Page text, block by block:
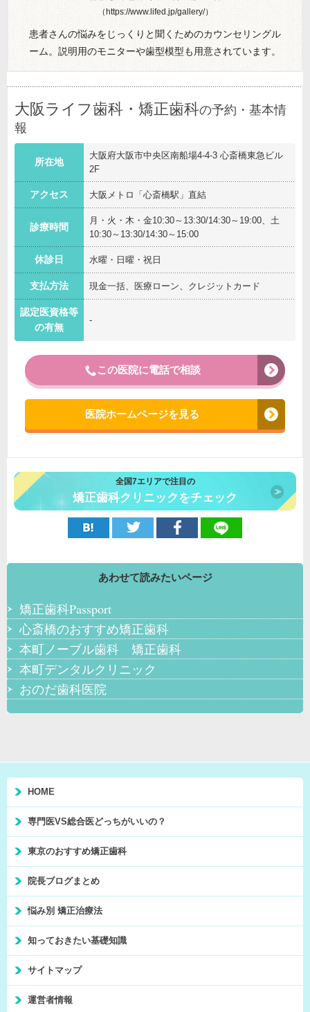
（https://www.lifed.jp/gallery/）
患者さんの悩みをじっくりと聞くためのカウンセリングル
ーム。説明用のモニターや歯型模型も用意されています。
大阪ライフ歯科・矯正歯科の予約・基本情
報
所在地
大阪府大阪市中央区南船場4-4-3 心斎橋東急ビル
2F
アクセス 大阪メトロ「心斎橋駅」直結
診療時間
月・火・木・金10:30～13:30/14:30～19:00、土
10:30～13:30/14:30～15:00
休診日 水曜・日曜・祝日
支払方法 現金一括、医療ローン、クレジットカード
認定医資格等
の有無
-
この医院に電話で相談
医院ホームページを見る
全国7エリアで注目の
矯正歯科クリニックをチェック
あわせて読みたいページ
矯正歯科Passport
心斎橋のおすすめ矯正歯科
本町ノーブル歯科 矯正歯科
本町デンタルクリニック
おのだ歯科医院
HOME
専門医VS総合医どっちがいいの？
東京のおすすめ矯正歯科
院長ブログまとめ
悩み別 矯正治療法
知っておきたい基礎知識
サイトマップ
運営者情報